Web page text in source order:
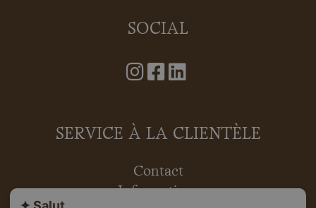
SOCIAL
SERVICE À LA CLIENTÈLE
Contact
Informations